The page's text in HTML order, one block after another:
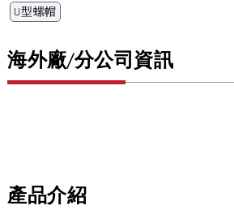
U型螺帽
海外廠/分公司資訊
產品介紹